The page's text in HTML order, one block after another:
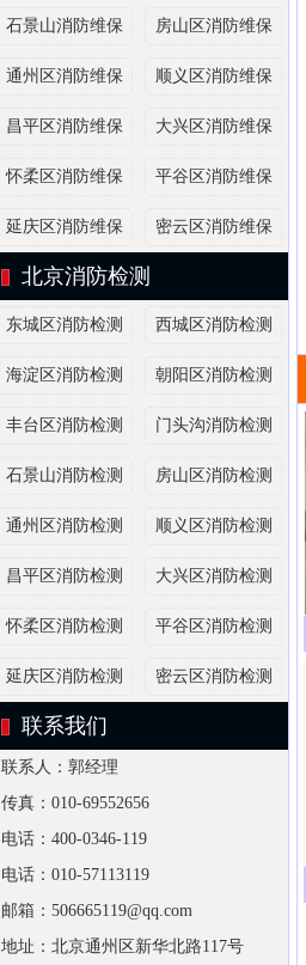
石景山消防维保 房山区消防维保
通州区消防维保 顺义区消防维保
昌平区消防维保 大兴区消防维保
怀柔区消防维保 平谷区消防维保
延庆区消防维保 密云区消防维保
北京消防检测
东城区消防检测 西城区消防检测
海淀区消防检测 朝阳区消防检测
丰台区消防检测 门头沟消防检测
石景山消防检测 房山区消防检测
通州区消防检测 顺义区消防检测
昌平区消防检测 大兴区消防检测
怀柔区消防检测 平谷区消防检测
延庆区消防检测 密云区消防检测
联系我们
联系人：郭经理
传真：010-69552656
电话：400-0346-119
电话：010-57113119
邮箱：506665119@qq.com
地址：北京通州区新华北路117号